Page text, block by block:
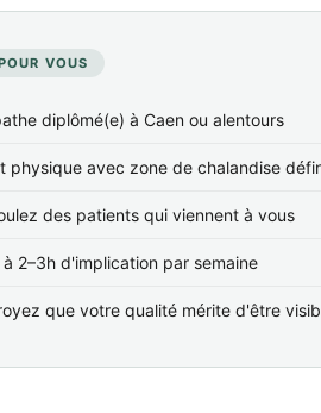
VOUS
diplômé(e) à Caen ou alentours
physique avec zone de chalandise
des patients qui viennent à vous
à 2–3h d'implication par semaine
que votre qualité mérite d'être